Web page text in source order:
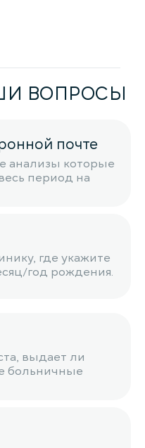
ВОПРОСЫ
почте
анализы которые
период на
где укажите
год рождения.
выдает ли
больничные